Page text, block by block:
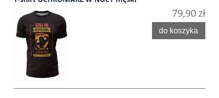
79,90 zł
do koszyka